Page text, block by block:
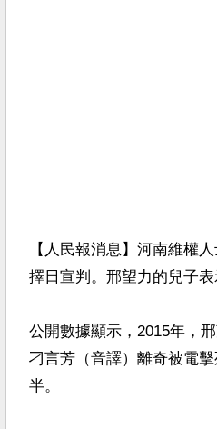
【人民報消息】河南維權
擇日宣判。邢望力的兒子
公開數據顯示，2015年，
刁言芳（音譯）離奇被電
半。